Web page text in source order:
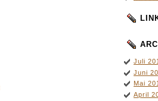
Juli
Juni
Mai
April